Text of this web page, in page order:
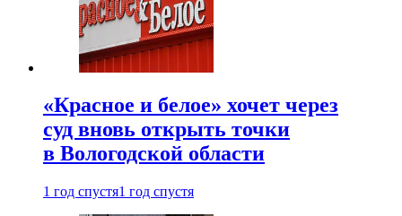
«Красное и белое» хочет через
суд вновь открыть точки
в Вологодской области
1 год спустя1 год спустя